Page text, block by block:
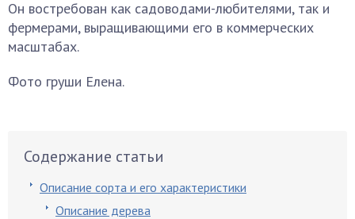
Он востребован как садоводами-любителями, так и
фермерами, выращивающими его в коммерческих
масштабах.
Фото груши Елена.
Содержание статьи
Описание сорта и его характеристики
Описание дерева